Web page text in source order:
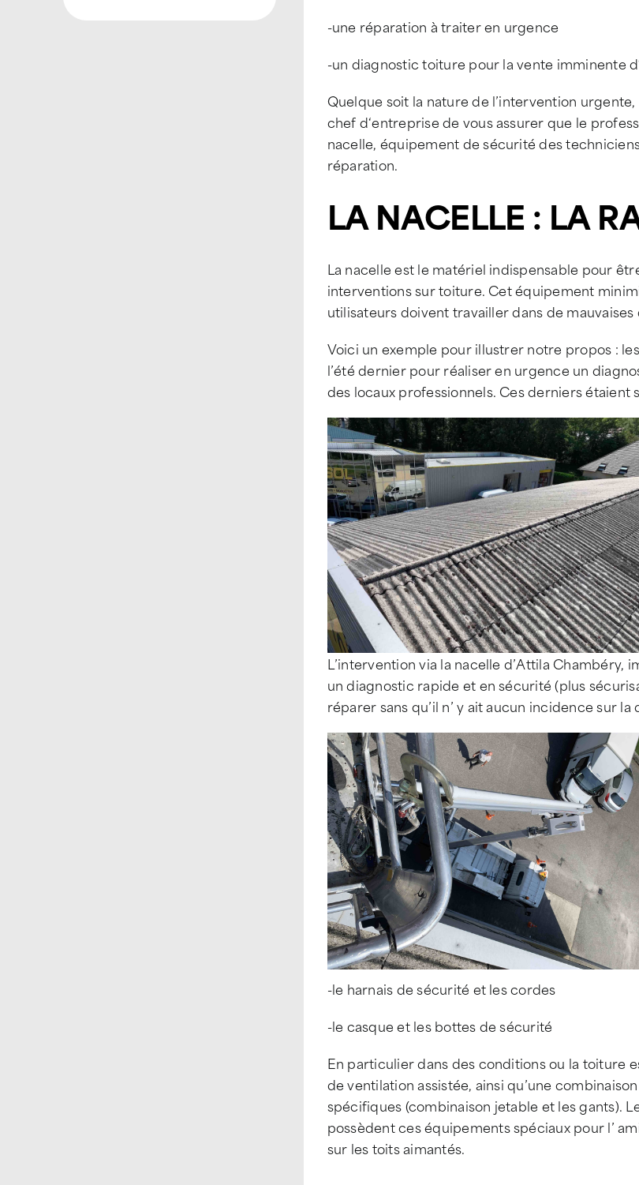
-une réparation à traiter en urgence
-un diagnostic toiture pour la vente imminente
Quelque soit la nature de l’intervention
chef d‘entreprise de vous assurer que le
nacelle, équipement de sécurité des
réparation.
LA NACELLE : LA
La nacelle est le matériel indispensable pour
interventions sur toiture. Cet équipement
utilisateurs doivent travailler dans de
Voici un exemple pour illustrer notre propos :
l’été dernier pour réaliser en urgence un
des locaux professionnels. Ces derniers étaient
L’intervention via la nacelle d’Attila
un diagnostic rapide et en sécurité (plus
réparer sans qu’il n’ y ait aucun incidence sur
-le harnais de sécurité et les cordes
-le casque et les bottes de sécurité
En particulier dans des conditions ou la toiture
de ventilation assistée, ainsi qu’une
spécifiques (combinaison jetable et les gants).
possèdent ces équipements spéciaux pour l’
sur les toits aimantés.